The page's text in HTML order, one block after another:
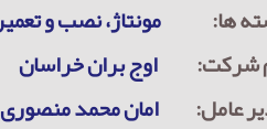
ها:
مونتاژ، نصب و
شرکت:
اوج بران خراسان
عامل:
امان محمد منصوری